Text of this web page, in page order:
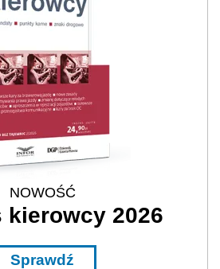
NOWOŚĆ
kierowcy 2026
Sprawdź